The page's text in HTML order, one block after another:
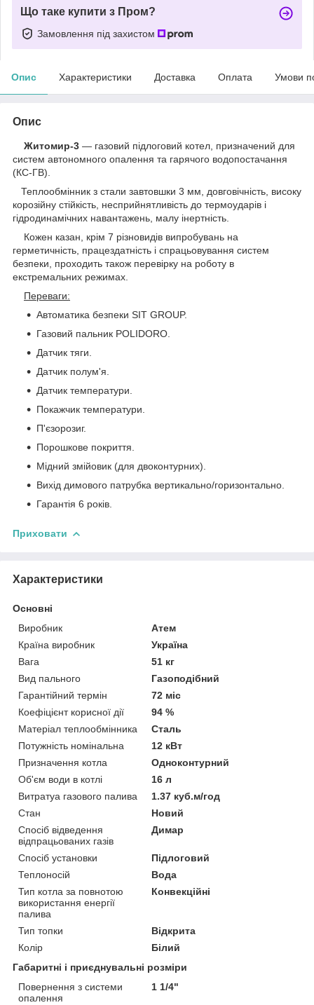
Що таке купити з Пром?
Замовлення під захистом
Опис Характеристики Доставка Оплата Умови
Опис
Житомир-3 — газовий підлоговий котел, призначений для
систем автономного опалення та гарячого водопостачання
(КС-ГВ).
Теплообмінник з стали завтовшки 3 мм, довговічність, високу
корозійну стійкість, несприйнятливість до термоударів і
гідродинамічних навантажень, малу інертність.
Кожен казан, крім 7 різновидів випробувань на
герметичність, працездатність і спрацьовування систем
безпеки, проходить також перевірку на роботу в
екстремальних режимах.
Переваги:
Автоматика безпеки SIT GROUP.
Газовий пальник POLIDORO.
Датчик тяги.
Датчик полум'я.
Датчик температури.
Покажчик температури.
П'єзорозиг.
Порошкове покриття.
Мідний змійовик (для двоконтурних).
Вихід димового патрубка вертикально/горизонтально.
Гарантія 6 років.
Приховати
Характеристики
Основні
Виробник
Атем
Країна виробник
Україна
Вага
51 кг
Вид пального
Газоподібний
Гарантійний термін
72 міс
Коефіцієнт корисної дії
94 %
Матеріал теплообмінника
Сталь
Потужність номінальна
12 кВт
Призначення котла
Одноконтурний
Об'єм води в котлі
16 л
Витратуа газового палива
1.37 куб.м/год
Стан
Новий
Спосіб відведення
відпрацьованих газів
Димар
Спосіб установки
Підлоговий
Теплоносій
Вода
Тип котла за повнотою
використання енергії
палива
Конвекційні
Тип топки
Відкрита
Колір
Білий
Габаритні і приєднувальні розміри
Повернення з системи
опалення
1 1/4"